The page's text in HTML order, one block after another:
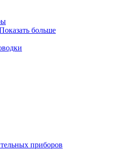
приборов